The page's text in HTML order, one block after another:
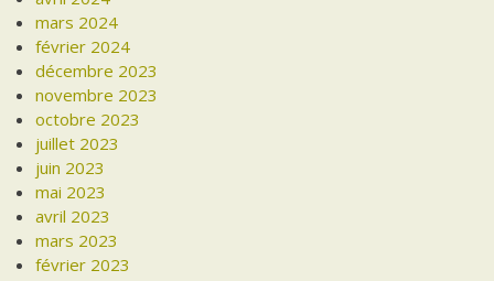
mars 2024
février 2024
décembre 2023
novembre 2023
octobre 2023
juillet 2023
juin 2023
mai 2023
avril 2023
mars 2023
février 2023